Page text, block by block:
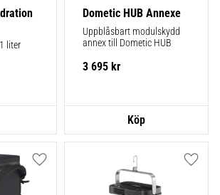
liter
Dometic HUB Annexe
Uppblåsbart modulskydd
annex till Dometic HUB
3 695 kr
Lägg till i favoriter Lägg